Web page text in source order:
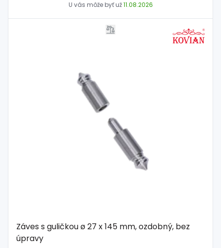
U vás môže byť už11.08.2026
Záves s guličkou ø 27 x 145 mm, ozdobný, bez
úpravy